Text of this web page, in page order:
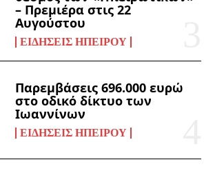
– Πρεμιέρα στις 22
Αυγούστου
ΕΙΔΉΣΕΙΣ ΗΠΕΊΡΟΥ
Παρεμβάσεις 696.000 ευρώ
στο οδικό δίκτυο των
Ιωαννίνων
ΕΙΔΉΣΕΙΣ ΗΠΕΊΡΟΥ